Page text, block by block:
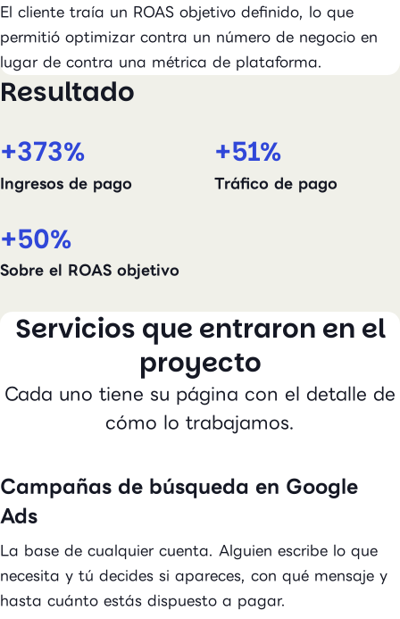
El cliente traía un ROAS objetivo definido, lo que
permitió optimizar contra un número de negocio en
lugar de contra una métrica de plataforma.
Resultado
+373%
Ingresos de pago
+51%
Tráfico de pago
+50%
Sobre el ROAS objetivo
Servicios que entraron en el
proyecto
Cada uno tiene su página con el detalle de
cómo lo trabajamos.
Campañas de búsqueda en Google
Ads
La base de cualquier cuenta. Alguien escribe lo que
necesita y tú decides si apareces, con qué mensaje y
hasta cuánto estás dispuesto a pagar.